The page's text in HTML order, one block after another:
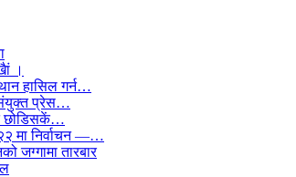
।
हासिल गर्न…
प्रेस…
छोडिसकें…
मा निर्वाचन —…
जग्गामा तारबार